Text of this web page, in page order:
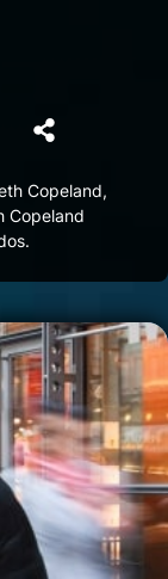
Copeland,
Copeland